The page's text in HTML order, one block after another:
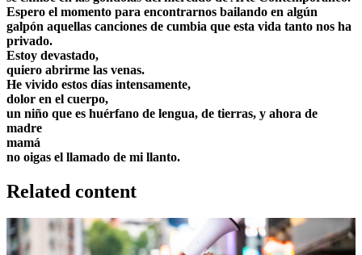
Espero el momento para encontrarnos bailando en algún
galpón aquellas canciones de cumbia que esta vida tanto nos ha
privado.
Estoy devastado,
quiero abrirme las venas.
He vivido estos días intensamente,
dolor en el cuerpo,
un niño que es huérfano de lengua, de tierras, y ahora de
madre
mamá
no oigas el llamado de mi llanto.
Related content